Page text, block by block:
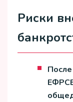
Риски